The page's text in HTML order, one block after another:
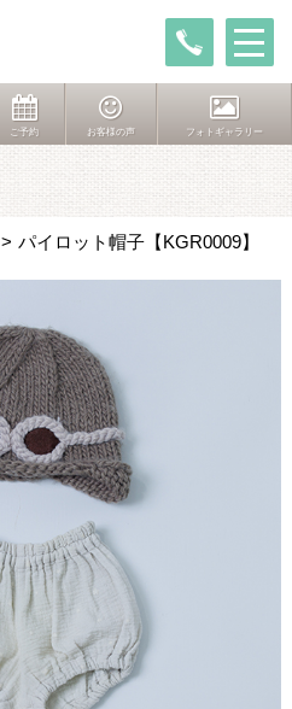
ご予約 お客様の声 フォトギャラリー
> パイロット帽子【KGR0009】